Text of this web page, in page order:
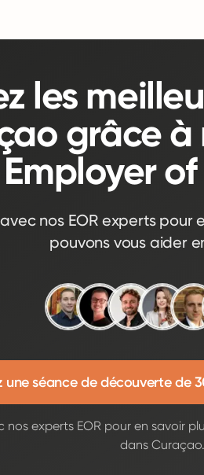
les
grâce à
Employer
nos EOR experts pour
pouvons vous aider
une séance de découverte de
nos experts EOR pour en savoir
dans Curaçao.